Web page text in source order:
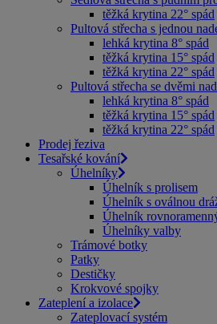
těžká krytina 22° spád
Pultová střecha s jednou
lehká krytina 8° spád
těžká krytina 15° spád
těžká krytina 22° spád
Pultová střecha se dvěmi
lehká krytina 8° spád
těžká krytina 15° spád
těžká krytina 22° spád
Prodej řeziva
Tesařské kování
Úhelníky
Úhelník s prolisem
Úhelník s oválnou
Úhelník
Úhelníky valby
Trámové botky
Patky
Destičky
Krokvové spojky
Zateplení a izolace
Zateplovací systém